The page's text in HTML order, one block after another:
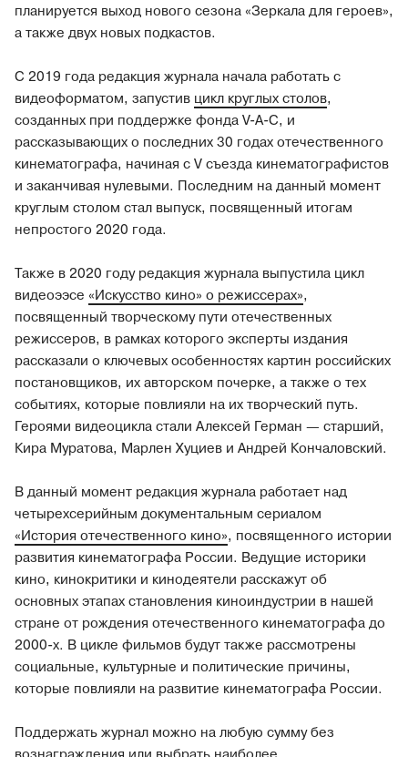
планируется выход нового сезона «Зеркала для героев»,
а также двух новых подкастов.
С 2019 года редакция журнала начала работать с
видеоформатом, запустив цикл круглых столов,
созданных при поддержке фонда V-A-C, и
рассказывающих о последних 30 годах отечественного
кинематографа, начиная с V съезда кинематографистов
и заканчивая нулевыми. Последним на данный момент
круглым столом стал выпуск, посвященный итогам
непростого 2020 года.
Также в 2020 году редакция журнала выпустила цикл
видеоээсе «Искусство кино» о режиссерах»,
посвященный творческому пути отечественных
режиссеров, в рамках которого эксперты издания
рассказали о ключевых особенностях картин российских
постановщиков, их авторском почерке, а также о тех
событиях, которые повлияли на их творческий путь.
Героями видеоцикла стали Алексей Герман — старший,
Кира Муратова, Марлен Хуциев и Андрей Кончаловский.
В данный момент редакция журнала работает над
четырехсерийным документальным сериалом
«История отечественного кино», посвященного истории
развития кинематографа России. Ведущие историки
кино, кинокритики и кинодеятели расскажут об
основных этапах становления киноиндустрии в нашей
стране от рождения отечественного кинематографа до
2000-х. В цикле фильмов будут также рассмотрены
социальные, культурные и политические причины,
которые повлияли на развитие кинематографа России.
Поддержать журнал можно на любую сумму без